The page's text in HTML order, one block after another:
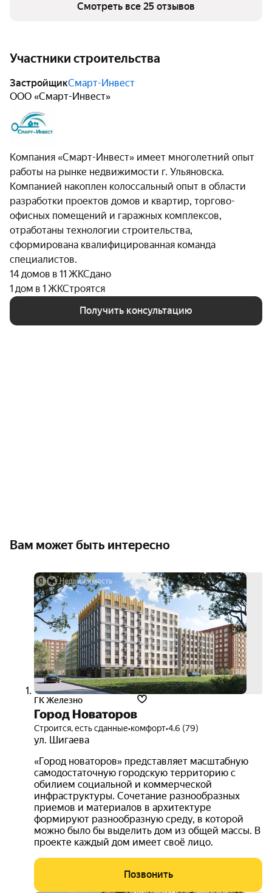
Смарт-Инвест, обладающей солидным опытом работы
жилых и нежилых объектов, производстве
деревянных строительных элементов и столярных
изделий. Дополнительно Смарт-Инвест
предоставляет консультационное сопровождение по
вопросам коммерческой деятельности, управления и
аренды жилой недвижимости.
Смотреть все 25 отзывов
Участники строительства
ЗастройщикСмарт-Инвест
ООО «Смарт-Инвест»
Компания «Смарт-Инвест» имеет многолетний опыт
работы на рынке недвижимости г. Ульяновска.
Компанией накоплен колоссальный опыт в области
разработки проектов домов и квартир, торгово-
офисных помещений и гаражных комплексов,
отработаны технологии строительства,
сформирована квалифицированная команда
специалистов.
14 домов в 11 ЖКСдано
1 дом в 1 ЖКСтроятся
Получить консультацию
Вам может быть интересно
ГК Железно
Город Новаторов
Строится, есть сданные•комфорт•4.6 (79)
ул. Шигаева
«Город новаторов» представляет масштабную
самодостаточную городскую территорию с
обилием социальной и коммерческой
инфраструктуры. Сочетание разнообразных
приемов и материалов в архитектуре
формируют разнообразную среду, в которой
можно было бы выделить дом из общей массы. В
проекте каждый дом имеет своё лицо.
Позвонить